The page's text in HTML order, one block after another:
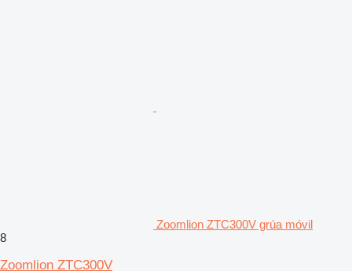
Zoomlion ZTC300V grúa móvil
8
Zoomlion ZTC300V